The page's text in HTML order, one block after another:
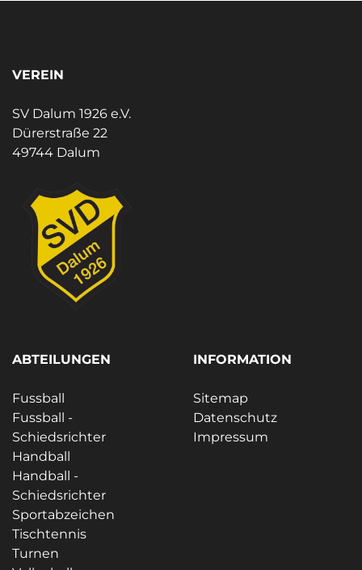
VEREIN
SV Dalum 1926 e.V.
Dürerstraße 22
49744 Dalum
ABTEILUNGEN
Fussball
Fussball -
Schiedsrichter
Handball
Handball -
Schiedsrichter
Sportabzeichen
Tischtennis
Turnen
INFORMATION
Sitemap
Datenschutz
Impressum